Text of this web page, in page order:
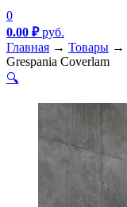
0
0.00 ₽руб.
Главная → Товары →
Grespania Coverlam
🔍